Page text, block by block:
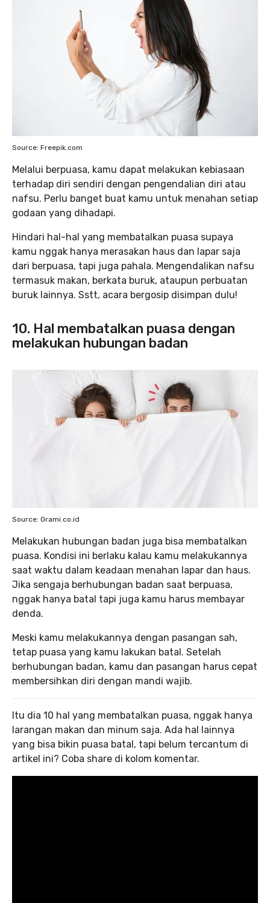
Source: Freepik.com
Melalui berpuasa, kamu dapat melakukan kebiasaan
terhadap diri sendiri dengan pengendalian diri atau
nafsu. Perlu banget buat kamu untuk menahan setiap
godaan yang dihadapi.
Hindari hal-hal yang membatalkan puasa supaya
kamu nggak hanya merasakan haus dan lapar saja
dari berpuasa, tapi juga pahala. Mengendalikan nafsu
termasuk makan, berkata buruk, ataupun perbuatan
buruk lainnya. Sstt, acara bergosip disimpan dulu!
10. Hal membatalkan puasa dengan
melakukan hubungan badan
Source: Orami.co.id
Melakukan hubungan badan juga bisa membatalkan
puasa. Kondisi ini berlaku kalau kamu melakukannya
saat waktu dalam keadaan menahan lapar dan haus.
Jika sengaja berhubungan badan saat berpuasa,
nggak hanya batal tapi juga kamu harus membayar
denda.
Meski kamu melakukannya dengan pasangan sah,
tetap puasa yang kamu lakukan batal. Setelah
berhubungan badan, kamu dan pasangan harus cepat
membersihkan diri dengan mandi wajib.
Itu dia 10 hal yang membatalkan puasa, nggak hanya
larangan makan dan minum saja. Ada hal lainnya
yang bisa bikin puasa batal, tapi belum tercantum di
artikel ini? Coba share di kolom komentar.